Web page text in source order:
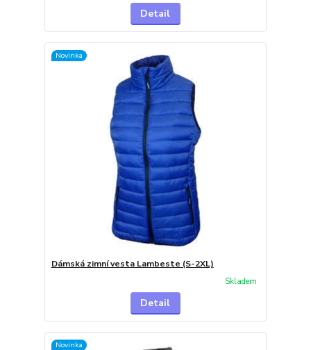
Detail
Novinka
Dámská zimní vesta Lambeste (S-2XL)
Skladem
Detail
Novinka